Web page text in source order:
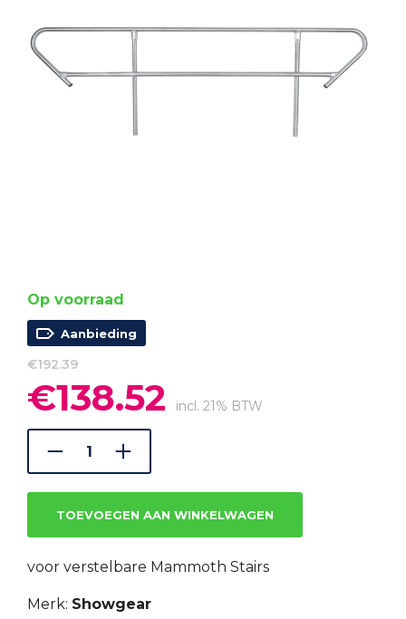
Op voorraad
Aanbieding
€192.39
Oorspronkelijke
prijs
was:
€192.39.
€138.52 prijs
incl. 21% BTW
TOEVOEGEN AAN WINKELWAGEN
voor verstelbare Mammoth Stairs
Merk: Showgear